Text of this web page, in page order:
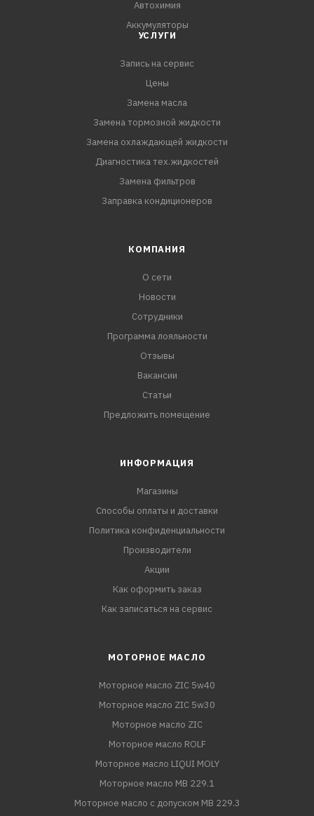
Автохимия
Аккумуляторы
УСЛУГИ
Запись на сервис
Цены
Замена масла
Замена тормозной жидкости
Замена охлаждающей жидкости
Диагностика тех.жидкостей
Замена фильтров
Заправка кондиционеров
КОМПАНИЯ
О сети
Новости
Сотрудники
Программа лояльности
Отзывы
Вакансии
Статьи
Предложить помещение
ИНФОРМАЦИЯ
Магазины
Способы оплаты и доставки
Политика конфиденциальности
Производители
Акции
Как оформить заказ
Как записаться на сервис
МОТОРНОЕ МАСЛО
Моторное масло ZIC 5w40
Моторное масло ZIC 5w30
Моторное масло ZIC
Моторное масло ROLF
Моторное масло LIQUI MOLY
Моторное масло MB 229.1
Моторное масло с допуском MB 229.3